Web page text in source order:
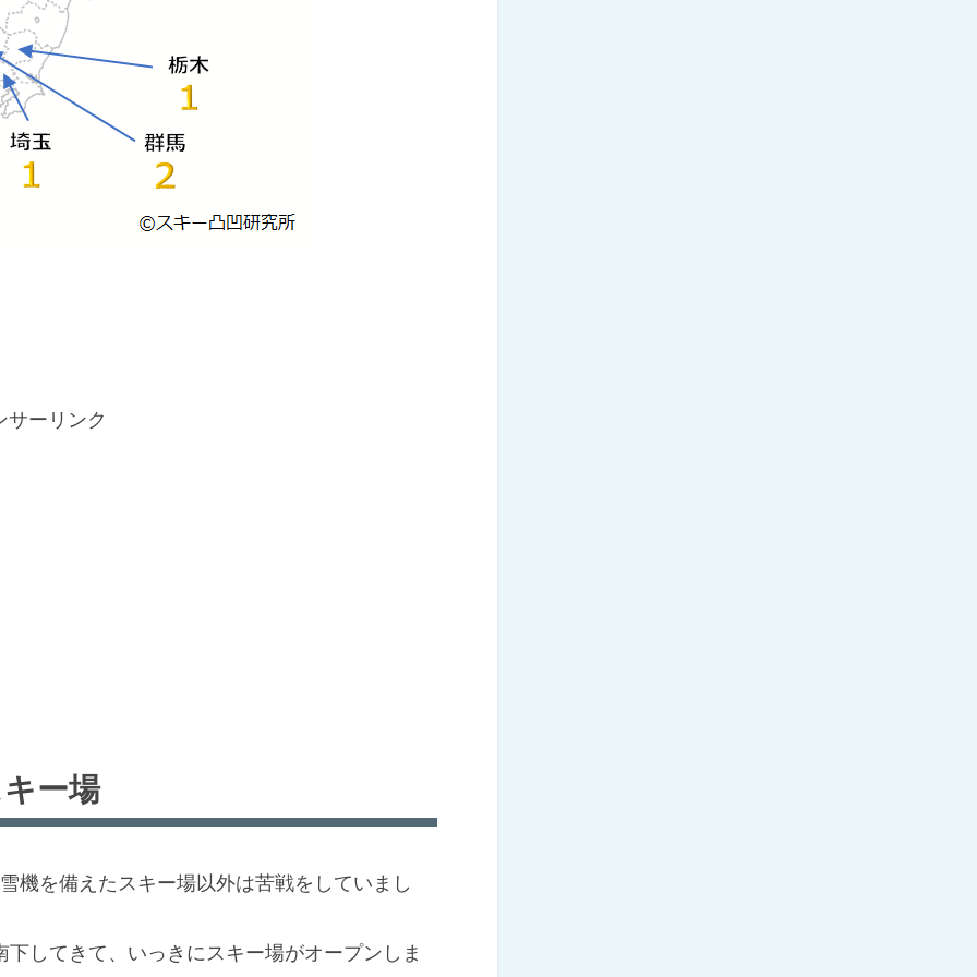
サーリンク
ー場
機を備えたスキー場以外は苦戦をしていまし
してきて、いっきにスキー場がオープンしま